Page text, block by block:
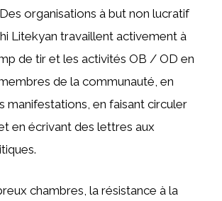
organisations à but non lucratif
Litekyan travaillent activement à
de tir et les activités OB / OD en
de la communauté, en
manifestations, en faisant circuler
en écrivant des lettres aux
chambres, la résistance à la